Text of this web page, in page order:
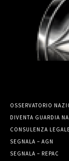
OSSERVATORIO
DIVENTA GUARDIA
CONSULENZA
SEGNALA – AGN
SEGNALA – REPAC